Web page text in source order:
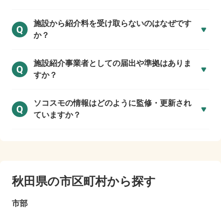
Q
施設から紹介料を受け取らないのはなぜです
か？
Q
施設紹介事業者としての届出や準拠はありま
すか？
Q
ソコスモの情報はどのように監修・更新され
ていますか？
秋田県の市区町村から探す
市部